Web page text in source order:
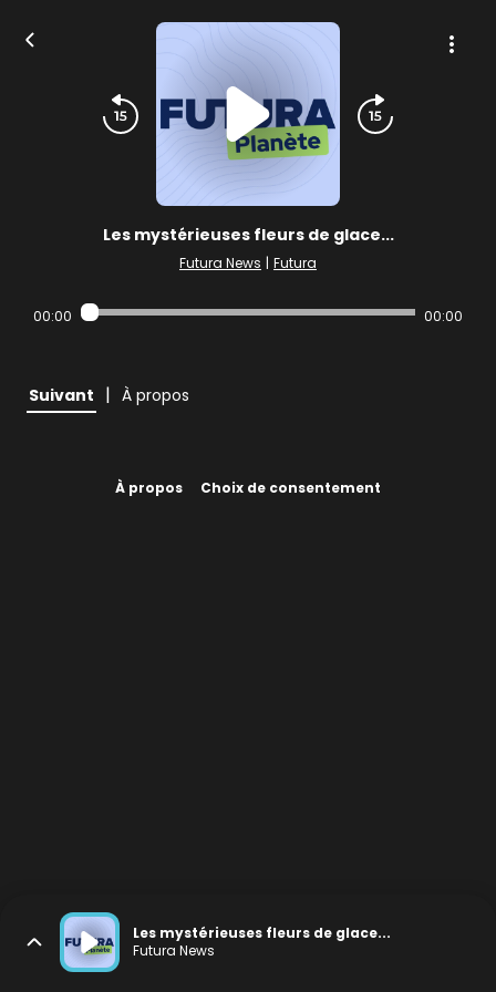
Les mystérieuses fleurs de glace...
Futura News | Futura
00:00 00:00
Suivant | À propos
À propos Choix de consentement
Les mystérieuses fleurs de glace...
Futura News